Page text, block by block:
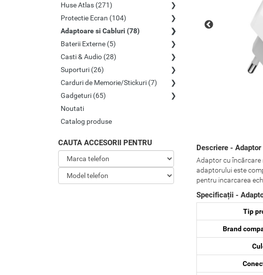
Huse Atlas (271)
Protectie Ecran (104)
Adaptoare si Cabluri (78)
Baterii Externe (5)
Casti & Audio (28)
Suporturi (26)
Carduri de Memorie/Stickuri (7)
Gadgeturi (65)
Noutati
Catalog produse
CAUTA ACCESORII PENTRU
Descriere - Adaptor
Adaptor cu încărcare
adaptorului este
pentru incarcarea
Specificații -
Tip
Brand